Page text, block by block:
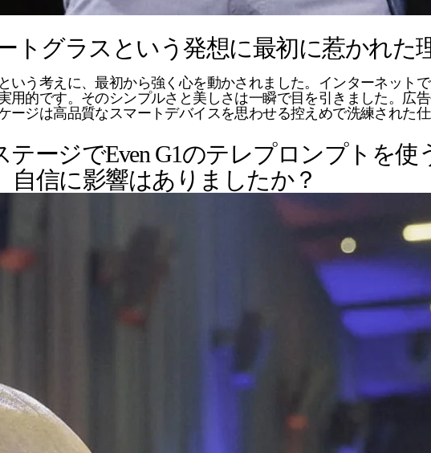
トグラスという発想に最初に惹かれた
いう考えに、最初から強く心を動かされました。インターネット
用的です。そのシンプルさと美しさは一瞬で目を引きました。広
ジは高品質なスマートデバイスを思わせる控えめで洗練された仕
テージでEven G1のテレプロンプトを
信に影響はありましたか？